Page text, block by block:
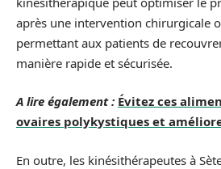
après une intervention chirurgicale
permettant aux patients de
manière rapide et sécurisée.
A lire également : Évitez ces
ovaires polykystiques et
En outre, les kinésithérapeutes à